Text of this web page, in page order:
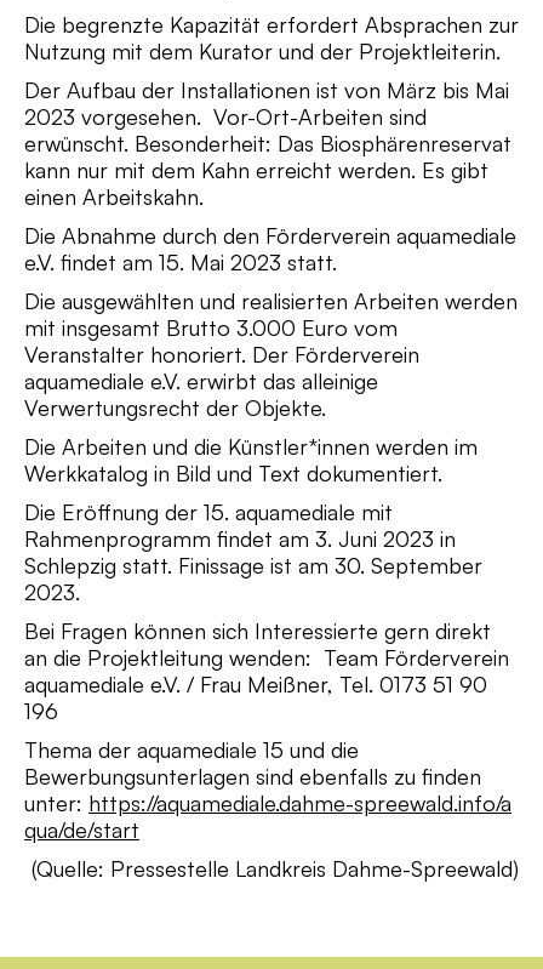
Die begrenzte Kapazität erfordert Absprachen zur
Nutzung mit dem Kurator und der Projektleiterin.
Der Aufbau der Installationen ist von März bis Mai
2023 vorgesehen. Vor-Ort-Arbeiten sind
erwünscht. Besonderheit: Das Biosphärenreservat
kann nur mit dem Kahn erreicht werden. Es gibt
einen Arbeitskahn.
Die Abnahme durch den Förderverein aquamediale
e.V. findet am 15. Mai 2023 statt.
Die ausgewählten und realisierten Arbeiten werden
mit insgesamt Brutto 3.000 Euro vom
Veranstalter honoriert. Der Förderverein
aquamediale e.V. erwirbt das alleinige
Verwertungsrecht der Objekte.
Die Arbeiten und die Künstler*innen werden im
Werkkatalog in Bild und Text dokumentiert.
Die Eröffnung der 15. aquamediale mit
Rahmenprogramm findet am 3. Juni 2023 in
Schlepzig statt. Finissage ist am 30. September
2023.
Bei Fragen können sich Interessierte gern direkt
an die Projektleitung wenden: Team Förderverein
aquamediale e.V. / Frau Meißner, Tel. 0173 51 90
196
Thema der aquamediale 15 und die
Bewerbungsunterlagen sind ebenfalls zu finden
unter: https://aquamediale.dahme-spreewald.info/a
qua/de/start
(Quelle: Pressestelle Landkreis Dahme-Spreewald)